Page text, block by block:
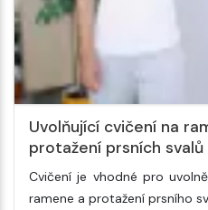
Uvolňující cvičení na
protažení prsních
Cvičení je vhodné pro
ramene a protažení prsního